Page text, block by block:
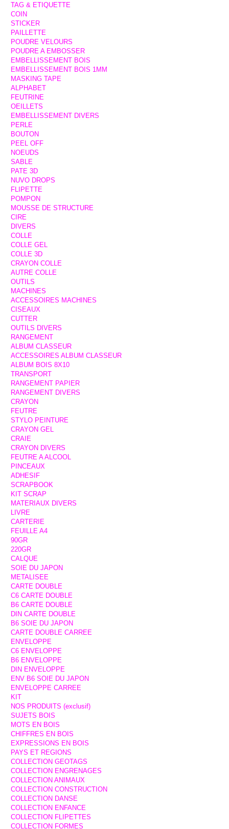
TAG & ETIQUETTE
COIN
STICKER
PAILLETTE
POUDRE VELOURS
POUDRE A EMBOSSER
EMBELLISSEMENT BOIS
EMBELLISSEMENT BOIS 1MM
MASKING TAPE
ALPHABET
FEUTRINE
OEILLETS
EMBELLISSEMENT DIVERS
PERLE
BOUTON
PEEL OFF
NOEUDS
SABLE
PATE 3D
NUVO DROPS
FLIPETTE
POMPON
MOUSSE DE STRUCTURE
CIRE
DIVERS
COLLE
COLLE GEL
COLLE 3D
CRAYON COLLE
AUTRE COLLE
OUTILS
MACHINES
ACCESSOIRES MACHINES
CISEAUX
CUTTER
OUTILS DIVERS
RANGEMENT
ALBUM CLASSEUR
ACCESSOIRES ALBUM CLASSEUR
ALBUM BOIS 8X10
TRANSPORT
RANGEMENT PAPIER
RANGEMENT DIVERS
CRAYON
FEUTRE
STYLO PEINTURE
CRAYON GEL
CRAIE
CRAYON DIVERS
FEUTRE A ALCOOL
PINCEAUX
ADHESIF
SCRAPBOOK
KIT SCRAP
MATERIAUX DIVERS
LIVRE
CARTERIE
FEUILLE A4
90GR
220GR
CALQUE
SOIE DU JAPON
METALISEE
CARTE DOUBLE
C6 CARTE DOUBLE
B6 CARTE DOUBLE
DIN CARTE DOUBLE
B6 SOIE DU JAPON
CARTE DOUBLE CARREE
ENVELOPPE
C6 ENVELOPPE
B6 ENVELOPPE
DIN ENVELOPPE
ENV B6 SOIE DU JAPON
ENVELOPPE CARREE
KIT
NOS PRODUITS (exclusif)
SUJETS BOIS
MOTS EN BOIS
CHIFFRES EN BOIS
EXPRESSIONS EN BOIS
PAYS ET REGIONS
COLLECTION GEOTAGS
COLLECTION ENGRENAGES
COLLECTION ANIMAUX
COLLECTION CONSTRUCTION
COLLECTION DANSE
COLLECTION ENFANCE
COLLECTION FLIPETTES
COLLECTION FORMES